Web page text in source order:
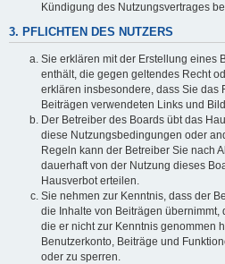
Kündigung des Nutzungsvertrages
3. PFLICHTEN DES NUTZERS
Sie erklären mit der Erstellung eines
enthält, die gegen geltendes Recht
erklären insbesondere, dass Sie das
Beiträgen verwendeten Links und
Der Betreiber des Boards übt das
diese Nutzungsbedingungen oder
Regeln kann der Betreiber Sie nach
dauerhaft von der Nutzung dieses
Hausverbot erteilen.
Sie nehmen zur Kenntnis, dass der
die Inhalte von Beiträgen übernimmt,
die er nicht zur Kenntnis genommen
Benutzerkonto, Beiträge und
oder zu sperren.